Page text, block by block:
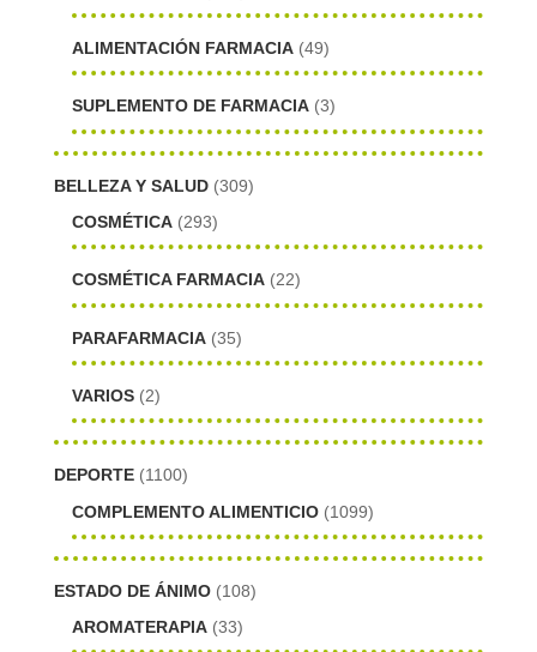
ALIMENTACIÓN FARMACIA (49)
SUPLEMENTO DE FARMACIA (3)
BELLEZA Y SALUD (309)
COSMÉTICA (293)
COSMÉTICA FARMACIA (22)
PARAFARMACIA (35)
VARIOS (2)
DEPORTE (1100)
COMPLEMENTO ALIMENTICIO (1099)
ESTADO DE ÁNIMO (108)
AROMATERAPIA (33)